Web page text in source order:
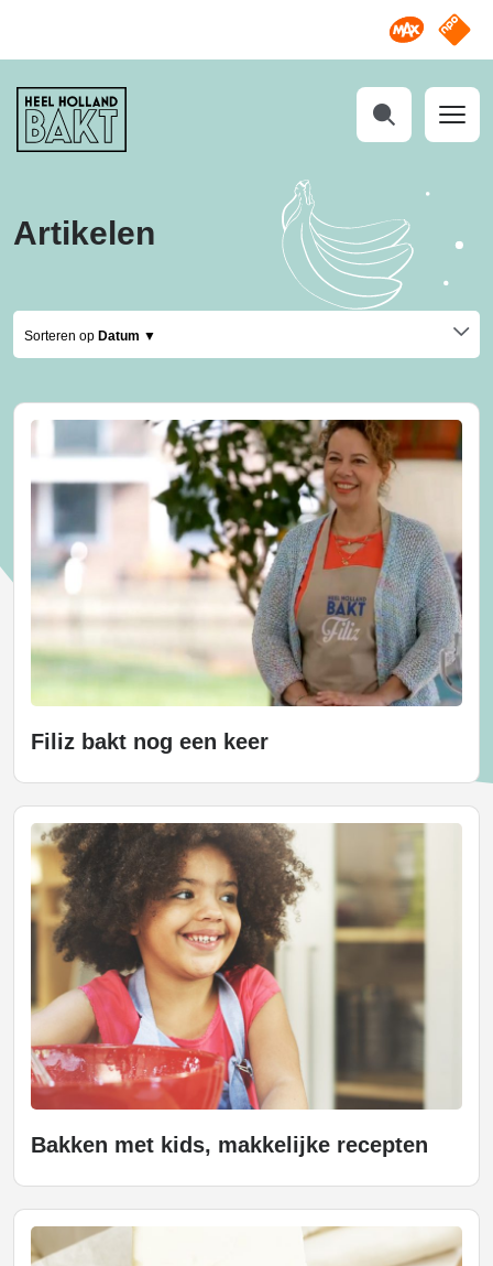
Omroep
NPO
Heel
Holland
Bakt
Artikelen
Sorteren op Datum ▼
Filiz bakt nog een keer
Bakken met kids, makkelijke recepten